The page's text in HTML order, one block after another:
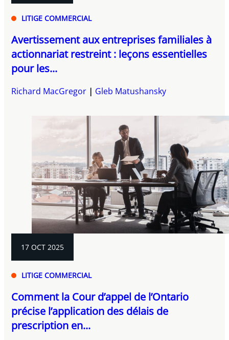
LITIGE COMMERCIAL
Avertissement aux entreprises familiales à
actionnariat restreint : leçons essentielles
pour les...
Richard MacGregor Gleb Matushansky
17 OCT 2025
LITIGE COMMERCIAL
Comment la Cour d’appel de l’Ontario
précise l’application des délais de
prescription en...